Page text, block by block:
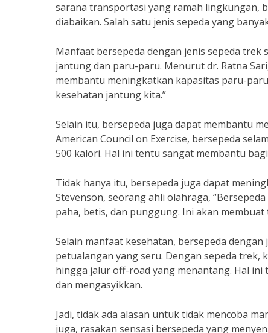
sarana transportasi yang ramah lingkungan,
diabaikan. Salah satu jenis sepeda yang
Manfaat bersepeda dengan jenis sepeda trek
jantung dan paru-paru. Menurut dr. Ratna
membantu meningkatkan kapasitas paru-
kesehatan jantung kita.”
Selain itu, bersepeda juga dapat membantu
American Council on Exercise, bersepeda
500 kalori. Hal ini tentu sangat membantu
Tidak hanya itu, bersepeda juga dapat
Stevenson, seorang ahli olahraga,
paha, betis, dan punggung. Ini akan
Selain manfaat kesehatan, bersepeda
petualangan yang seru. Dengan sepeda trek,
hingga jalur off-road yang menantang. Hal
dan mengasyikkan.
Jadi, tidak ada alasan untuk tidak mencoba
juga, rasakan sensasi bersepeda yang